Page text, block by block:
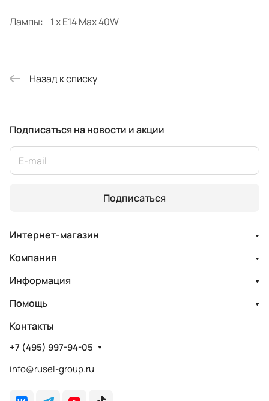
Лампы: 1 x E14 Max 40W
Назад к списку
Подписаться на новости и акции
Подписаться
Интернет-магазин
Компания
Информация
Помощь
Контакты
+7 (495) 997-94-05
info@rusel-group.ru